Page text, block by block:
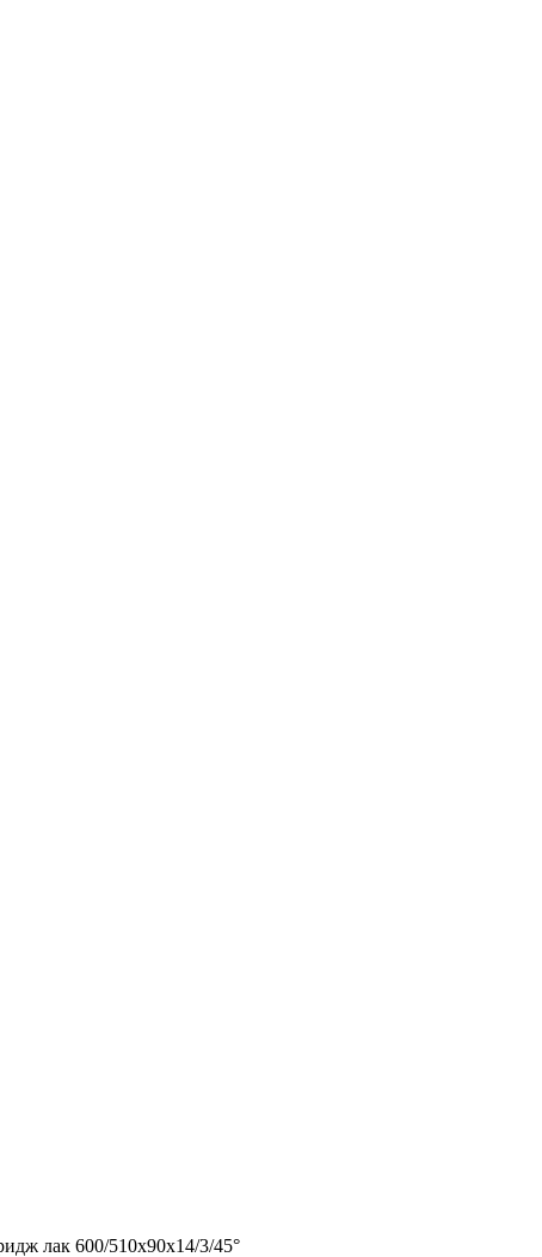
лак 600/510х90х14/3/45°